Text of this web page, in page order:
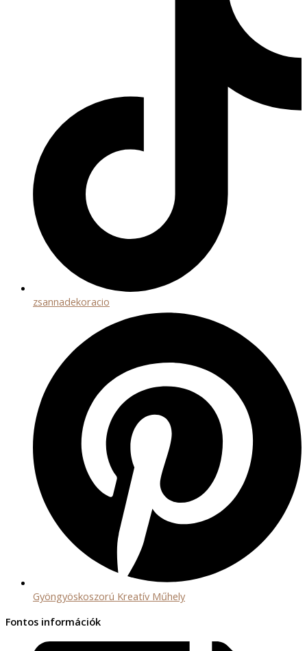
zsannadekoracio
Gyöngyöskoszorú Kreatív Műhely
Fontos információk